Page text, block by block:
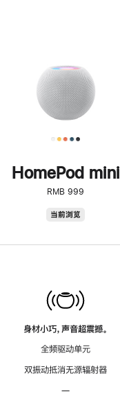
HomePod mini
RMB 999
当前浏览
身材小巧，声音超震撼。
全频驱动单元
双振动抵消无源辐射器
—